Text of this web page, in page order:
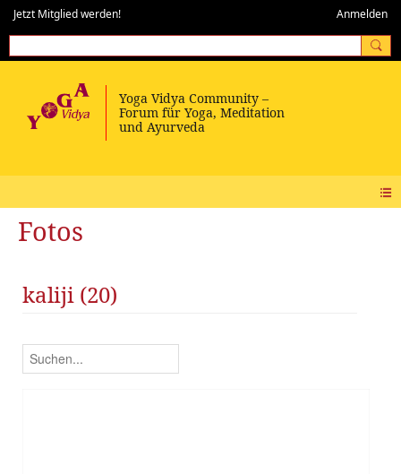
Jetzt Mitglied werden! Anmelden
Fotos
kaliji (20)